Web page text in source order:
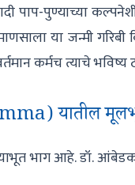
पाप-पुण्याच्या
या जन्मी
कर्मच त्याचे
यातील
भाग आहे. डॉ.